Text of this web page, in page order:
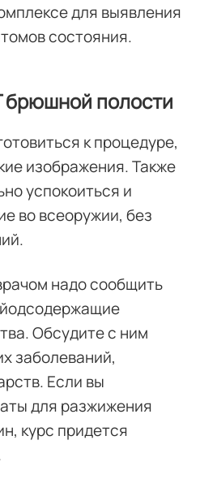
для выявления
состояния.
брюшной полости
к процедуре,
изображения. Также
успокоиться и
во всеоружии, без
надо сообщить
Обсудите с ним
заболеваний,
Если вы
для разжижения
курс придется